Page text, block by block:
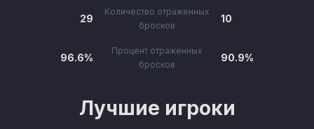
29
Количество отраженных
бросков
10
96.6%
Процент отраженных
бросков
90.9%
Лучшие игроки